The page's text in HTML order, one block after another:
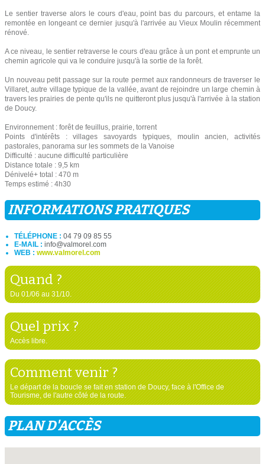
Le sentier traverse alors le cours d'eau, point bas du parcours, et entame la
remontée en longeant ce dernier jusqu'à l'arrivée au Vieux Moulin récemment
rénové.
A ce niveau, le sentier retraverse le cours d'eau grâce à un pont et emprunte un
chemin agricole qui va le conduire jusqu'à la sortie de la forêt.
Un nouveau petit passage sur la route permet aux randonneurs de traverser le
Villaret, autre village typique de la vallée, avant de rejoindre un large chemin à
travers les prairies de pente qu'ils ne quitteront plus jusqu'à l'arrivée à la station
de Doucy.
Environnement : forêt de feuillus, prairie, torrent
Points d'intérêts : villages savoyards typiques, moulin ancien, activités
pastorales, panorama sur les sommets de la Vanoise
Difficulté : aucune difficulté particulière
Distance totale : 9,5 km
Dénivelé+ total : 470 m
Temps estimé : 4h30
INFORMATIONS PRATIQUES
TÉLÉPHONE : 04 79 09 85 55
E-MAIL : info@valmorel.com
WEB : www.valmorel.com
Quand ?
Du 01/06 au 31/10.
Quel prix ?
Accès libre.
Comment venir ?
Le départ de la boucle se fait en station de Doucy, face à l'Office de
Tourisme, de l'autre côté de la route.
PLAN D'ACCÈS